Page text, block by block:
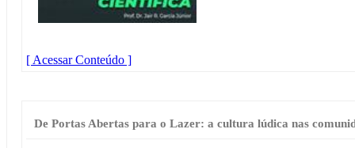
[ Acessar Conteúdo ]
De Portas Abertas para o Lazer: a cultura lúdica nas